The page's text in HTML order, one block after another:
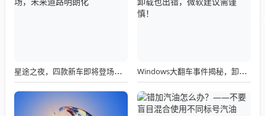
星途之夜，四款新车即将登场，未来道路明朗化 Windows大翻车事件揭秘，卸载也出错，微软建议需谨慎！